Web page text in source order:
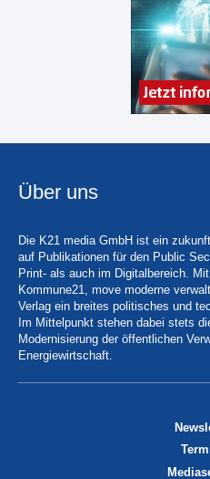
Über uns
Die K21 media GmbH ist ein
auf Publikationen für den Public
Print- als auch im Digitalbereich.
Kommune21, move moderne
Verlag ein breites politisches und
Im Mittelpunkt stehen dabei stets
Modernisierung der öffentlichen
Energiewirtschaft.